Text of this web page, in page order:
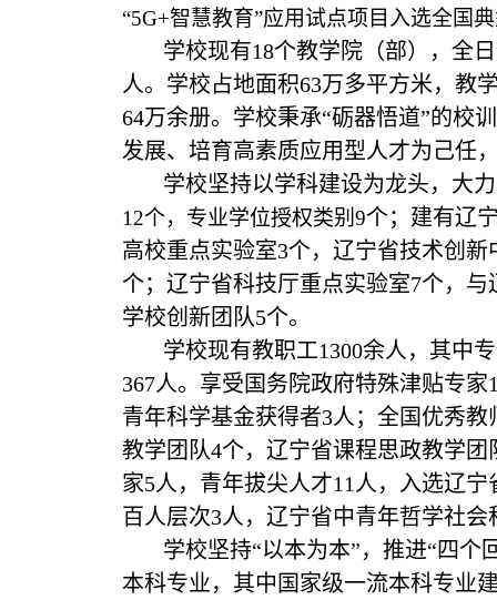
“5G+智慧教育”应用试点项目入选全国
学校现有18个教学院（部），全
人。学校占地面积63万多平方米，教
64万余册。学校秉承“砺器悟道”的校
发展、培育高素质应用型人才为己任
学校坚持以学科建设为龙头，大
12个，专业学位授权类别9个；建有辽
高校重点实验室3个，辽宁省技术创
个；辽宁省科技厅重点实验室7个，
学校创新团队5个。
学校现有教职工1300余人，其中
367人。享受国务院政府特殊津贴专
青年科学基金获得者3人；全国优秀
教学团队4个，辽宁省课程思政教学
家5人，青年拔尖人才11人，入选辽
百人层次3人，辽宁省中青年哲学社
学校坚持“以本为本”，推进“四
本科专业，其中国家级一流本科专业